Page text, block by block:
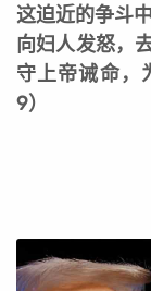
这迫近的争斗
向妇人发怒，
守上帝诫命，
9）